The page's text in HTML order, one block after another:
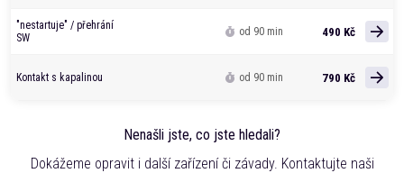
"nestartuje" / přehrání
SW
od 90 min 490 Kč
Kontakt s kapalinou od 90 min 790 Kč
Nenašli jste, co jste hledali?
Dokážeme opravit i další zařízení či závady. Kontaktujte naši